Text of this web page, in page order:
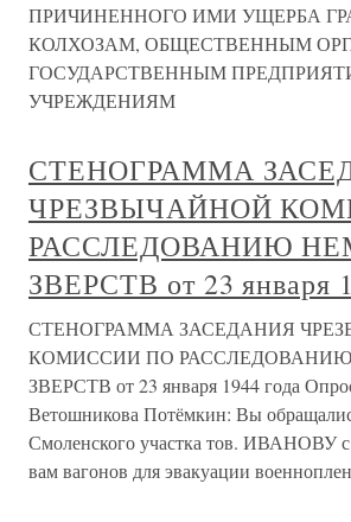
ПРИЧИНЕННОГО ИМИ УЩЕРБА
КОЛХОЗАМ, ОБЩЕСТВЕННЫМ
ГОСУДАРСТВЕННЫМ
УЧРЕЖДЕНИЯМ
СТЕНОГРАММА
ЧРЕЗВЫЧАЙНОЙ
РАССЛЕДОВАНИЮ
ЗВЕРСТВ от 23 января
СТЕНОГРАММА ЗАСЕДАНИЯ
КОМИССИИ ПО
ЗВЕРСТВ от 23 января 1944 года
Ветошникова Потёмкин: Вы
Смоленского участка тов. ИВАНОВУ с
вам вагонов для эвакуации